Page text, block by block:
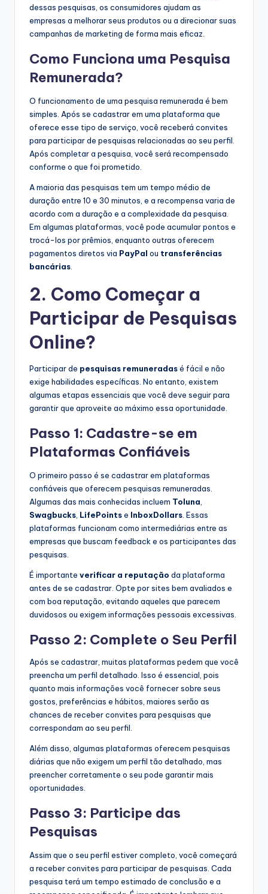
dessas pesquisas, os consumidores ajudam as
empresas a melhorar seus produtos ou a direcionar suas
campanhas de marketing de forma mais eficaz.
Como Funciona uma Pesquisa
Remunerada?
O funcionamento de uma pesquisa remunerada é bem
simples. Após se cadastrar em uma plataforma que
oferece esse tipo de serviço, você receberá convites
para participar de pesquisas relacionadas ao seu perfil.
Após completar a pesquisa, você será recompensado
conforme o que foi prometido.
A maioria das pesquisas tem um tempo médio de
duração entre 10 e 30 minutos, e a recompensa varia de
acordo com a duração e a complexidade da pesquisa.
Em algumas plataformas, você pode acumular pontos e
trocá-los por prêmios, enquanto outras oferecem
pagamentos diretos via PayPal ou transferências
bancárias
2. Como Começar a
Participar de Pesquisas
Online?
Participar de pesquisas remuneradasé fácil e não
exige habilidades específicas. No entanto, existem
algumas etapas essenciais que você deve seguir para
garantir que aproveite ao máximo essa oportunidade.
Passo 1: Cadastre-se em
Plataformas Confiáveis
O primeiro passo é se cadastrar em plataformas
confiáveis que oferecem pesquisas remuneradas.
Algumas das mais conhecidas incluem Toluna
Swagbucks LifePointse InboxDollars . Essas
plataformas funcionam como intermediárias entre as
empresas que buscam feedback e os participantes das
pesquisas.
É importante verificar a reputação da plataforma
antes de se cadastrar. Opte por sites bem avaliados e
com boa reputação, evitando aqueles que parecem
duvidosos ou exigem informações pessoais excessivas.
Passo 2: Complete o Seu Perfil
Após se cadastrar, muitas plataformas pedem que você
preencha um perfil detalhado. Isso é essencial, pois
quanto mais informações você fornecer sobre seus
gostos, preferências e hábitos, maiores serão as
chances de receber convites para pesquisas que
correspondam ao seu perfil.
Além disso, algumas plataformas oferecem pesquisas
diárias que não exigem um perfil tão detalhado, mas
preencher corretamente o seu pode garantir mais
oportunidades.
Passo 3: Participe das
Pesquisas
Assim que o seu perfil estiver completo, você começará
a receber convites para participar de pesquisas. Cada
pesquisa terá um tempo estimado de conclusão e a